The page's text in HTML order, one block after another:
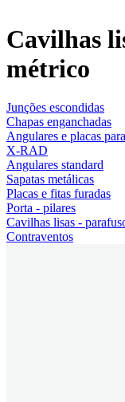
Cavilhas
métrico
Junções escondidas
Chapas enganchadas
Angulares e placas
X-RAD
Angulares standard
Sapatas metálicas
Placas e fitas furadas
Porta - pilares
Cavilhas lisas -
Contraventos